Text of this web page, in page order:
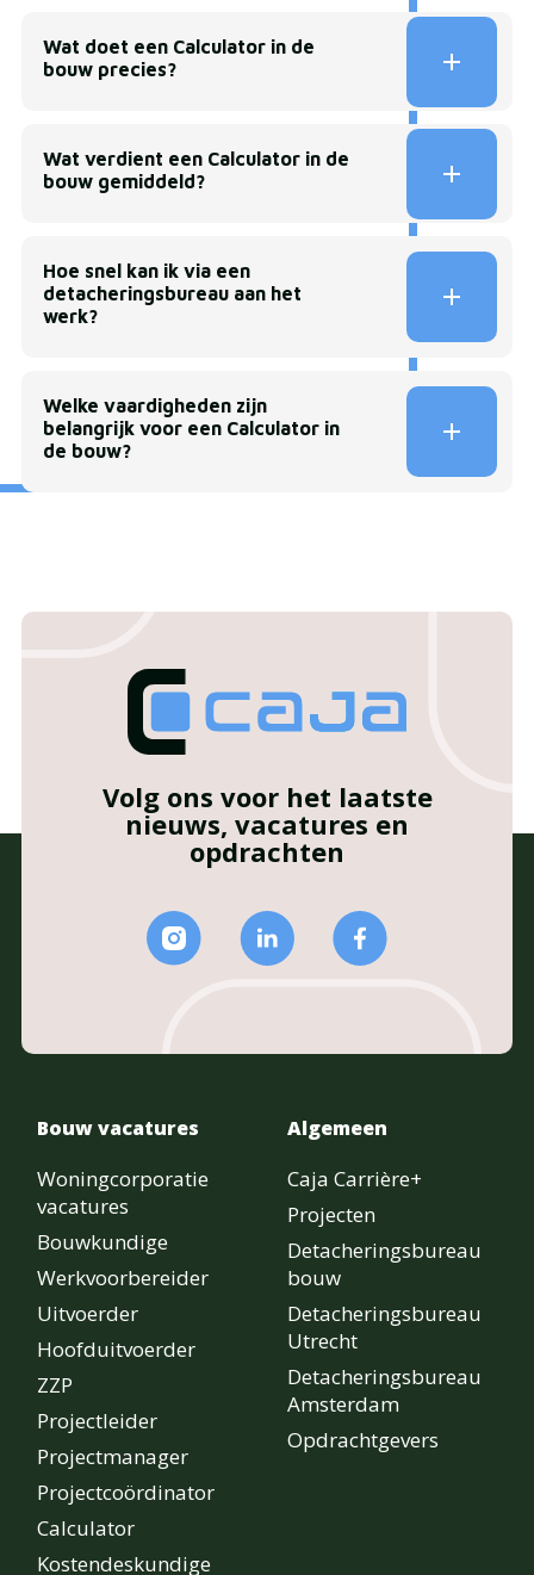
Wat doet een Calculator in de
bouw precies?
Wat verdient een Calculator in de
bouw gemiddeld?
Hoe snel kan ik via een
detacheringsbureau aan het
werk?
Welke vaardigheden zijn
belangrijk voor een Calculator in
de bouw?
Volg ons voor het laatste
nieuws, vacatures en
opdrachten
Bouw vacatures
Woningcorporatie
vacatures
Bouwkundige
Werkvoorbereider
Uitvoerder
Hoofduitvoerder
ZZP
Projectleider
Projectmanager
Projectcoördinator
Calculator
Kostendeskundige
Algemeen
Caja Carrière+
Projecten
Detacheringsbureau
bouw
Detacheringsbureau
Utrecht
Detacheringsbureau
Amsterdam
Opdrachtgevers